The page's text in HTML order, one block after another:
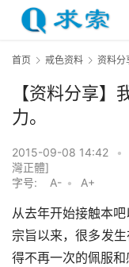
首页 戒色资料 资料分
【资料分享】
力。
2015-09-08 14:42 •
灣正體]
字号:
A- • A+
从去年开始接触本
宗旨以来，很多发
得不再一次的佩服和